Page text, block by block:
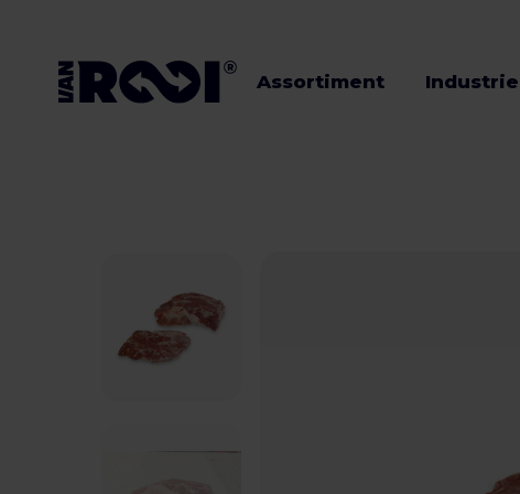
Assortiment
Industrieën
Werken bij